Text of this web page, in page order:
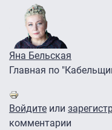
Яна Бельская
Главная по
Войдите или
комментарии